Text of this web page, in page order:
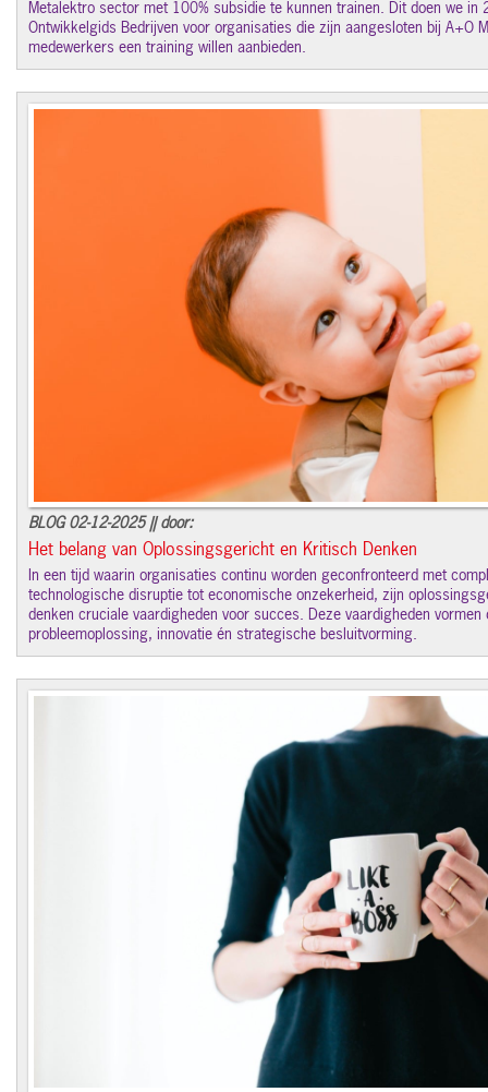
Metalektro sector met 100% subsidie te kunnen trainen. Dit doen we in
Ontwikkelgids Bedrijven voor organisaties die zijn aangesloten bij A+O
medewerkers een training willen aanbieden.
BLOG 02-12-2025 || door:
Het belang van Oplossingsgericht en Kritisch Denken
In een tijd waarin organisaties continu worden geconfronteerd met
technologische disruptie tot economische onzekerheid, zijn
denken cruciale vaardigheden voor succes. Deze vaardigheden vormen
probleemoplossing, innovatie én strategische besluitvorming.